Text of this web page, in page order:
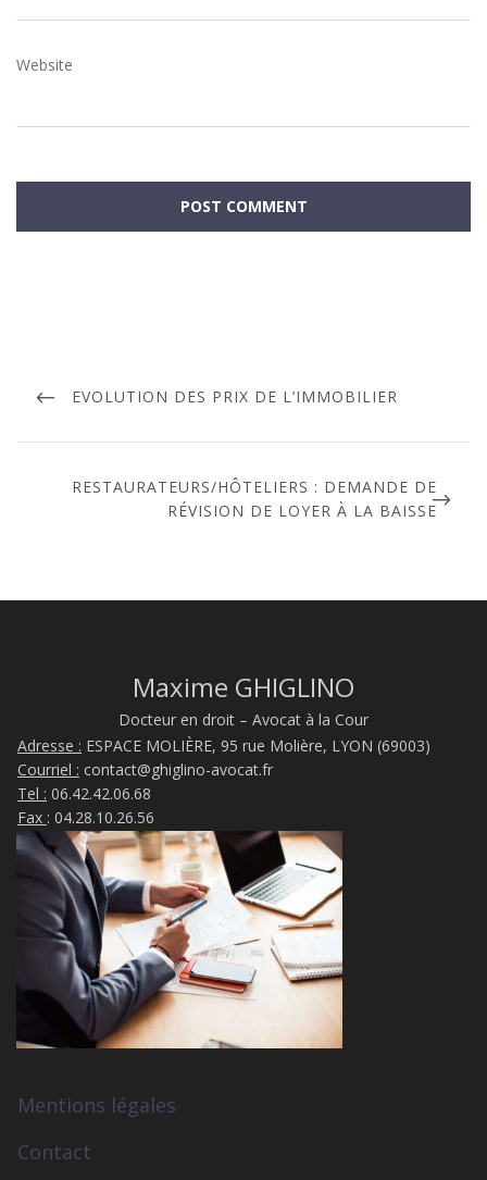
Website
EVOLUTION DES PRIX DE L’IMMOBILIER
RESTAURATEURS/HÔTELIERS : DEMANDE DE
RÉVISION DE LOYER À LA BAISSE
Maxime GHIGLINO
Docteur en droit – Avocat à la Cour
Adresse : ESPACE MOLIÈRE, 95 rue Molière, LYON (69003)
Courriel : contact@ghiglino-avocat.fr
Tel : 06.42.42.06.68
Fax : 04.28.10.26.56
Mentions légales
Contact